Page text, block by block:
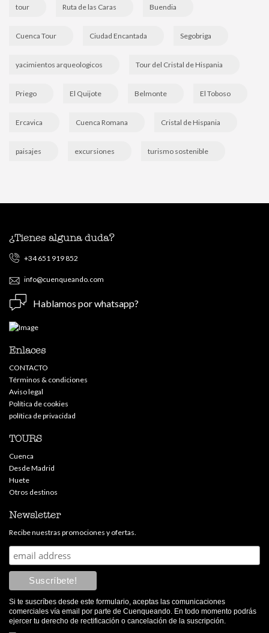
tour Ruta de las Caras Buendia
Cuenca Tour Ciudad Encantada Segobriga
yacimientos arqueologicos Tour del Cristal de Hispania
Priego El Quijote Belmonte El Toboso
Ercavica Cuenca Romana Cristal de Hispania
paisajes excursiones turismo sostenible
¿Tienes alguna duda?
+34 651 919 852
info@cuenqueando.com
Hablamos por whatsapp?
Enlaces
CONTACTO
Términos & condiciones
Aviso legal
Política de cookies
política de privacidad
TOURS
Cuenca
Desde Madrid
Huete
Otros destinos
Newsletter
Recibe nuestras promociones y ofertas.
Si te suscríbes desde este formulario, aceptas las comunicaciones
comerciales vía email por parte de Cuenqueando. En todo momento podrás
ejercer tu derecho de rectificación o cancelación de la suscripción.